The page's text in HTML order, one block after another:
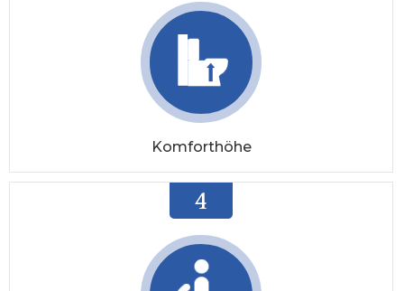
Komforthöhe
4